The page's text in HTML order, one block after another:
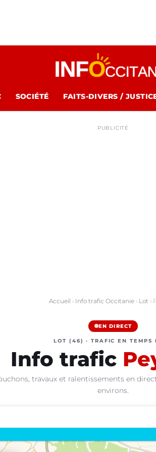
SOCIÉTÉ FAITS-DIVERS /
PUBLICITÉ
Accueil › Info trafic Occitanie› Lot ›
EN DIRECT
LOT (46) · TRAFIC EN TEMPS
Info trafic
travaux et ralentissements en
environs.